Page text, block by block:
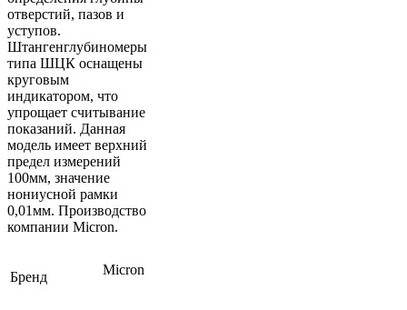
отверстий, пазов и
уступов.
Штангенглубиномеры
типа ШЦК оснащены
круговым
индикатором, что
упрощает считывание
показаний. Данная
модель имеет верхний
предел измерений
100мм, значение
нониусной рамки
0,01мм. Производство
компании Micron.
Бренд Micron